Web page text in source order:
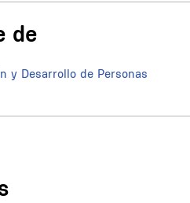
de
y Desarrollo de Personas